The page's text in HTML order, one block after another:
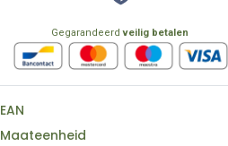
Gegarandeerdveilig betalen
EAN
Maateenheid